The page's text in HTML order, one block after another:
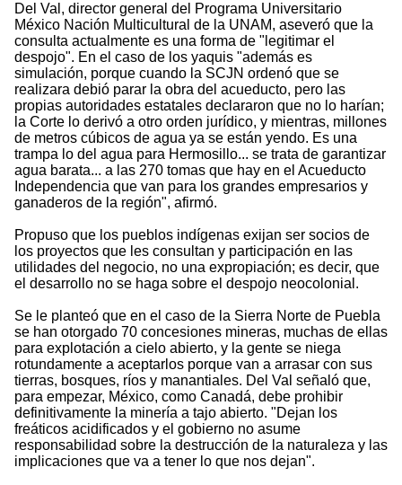
Del Val, director general del Programa Universitario
México Nación Multicultural de la UNAM, aseveró que la
consulta actualmente es una forma de "legitimar el
despojo". En el caso de los yaquis "además es
simulación, porque cuando la SCJN ordenó que se
realizara debió parar la obra del acueducto, pero las
propias autoridades estatales declararon que no lo harían;
la Corte lo derivó a otro orden jurídico, y mientras, millones
de metros cúbicos de agua ya se están yendo. Es una
trampa lo del agua para Hermosillo... se trata de garantizar
agua barata... a las 270 tomas que hay en el Acueducto
Independencia que van para los grandes empresarios y
ganaderos de la región", afirmó.
Propuso que los pueblos indígenas exijan ser socios de
los proyectos que les consultan y participación en las
utilidades del negocio, no una expropiación; es decir, que
el desarrollo no se haga sobre el despojo neocolonial.
Se le planteó que en el caso de la Sierra Norte de Puebla
se han otorgado 70 concesiones mineras, muchas de ellas
para explotación a cielo abierto, y la gente se niega
rotundamente a aceptarlos porque van a arrasar con sus
tierras, bosques, ríos y manantiales. Del Val señaló que,
para empezar, México, como Canadá, debe prohibir
definitivamente la minería a tajo abierto. "Dejan los
freáticos acidificados y el gobierno no asume
responsabilidad sobre la destrucción de la naturaleza y las
implicaciones que va a tener lo que nos dejan".